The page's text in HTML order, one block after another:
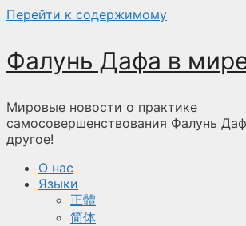
Перейти к содержимому
Фалунь Дафа в
Мировые новости о практике
самосовершенствования Фалунь
другое!
О нас
Языки
正體
简体